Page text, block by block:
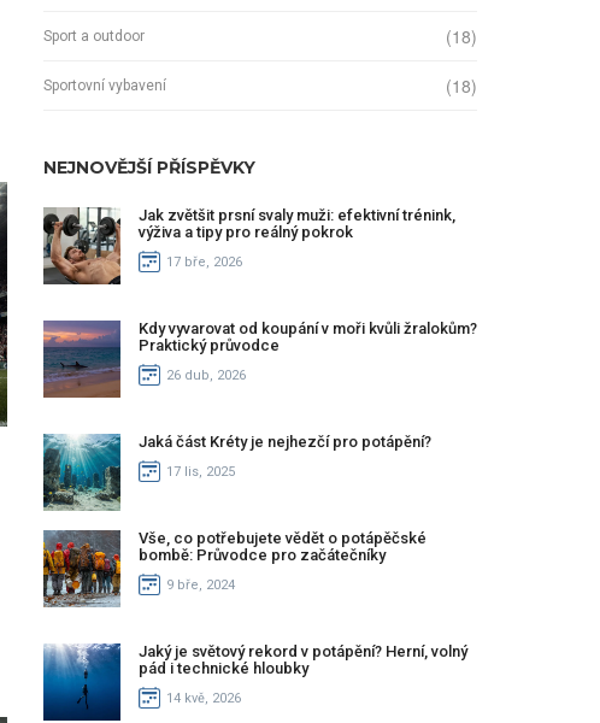
Sport a outdoor (18)
Sportovní vybavení (18)
NEJNOVĚJŠÍ PŘÍSPĚVKY
Jak zvětšit prsní svaly muži: efektivní trénink,
výživa a tipy pro reálný pokrok
17 bře, 2026
Kdy vyvarovat od koupání v moři kvůli žralokům?
Praktický průvodce
26 dub, 2026
Jaká část Kréty je nejhezčí pro potápění?
17 lis, 2025
Vše, co potřebujete vědět o potápěčské
bombě: Průvodce pro začátečníky
9 bře, 2024
Jaký je světový rekord v potápění? Herní, volný
pád i technické hloubky
14 kvě, 2026